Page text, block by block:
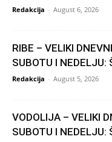
Redakcija - August 6, 2026
RIBE – VELIKI
SUBOTU I NEDELJU:
Redakcija - August 5, 2026
VODOLIJA – VELIKI
SUBOTU I NEDELJU: